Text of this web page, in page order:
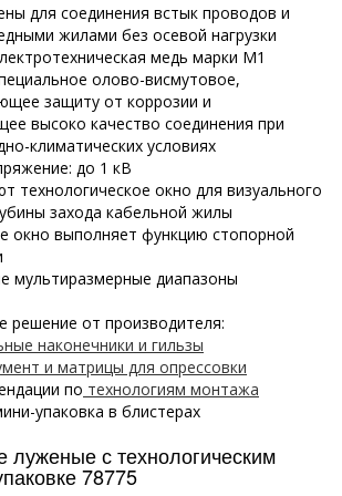
для соединения встык проводов и
жилами без осевой нагрузки
медь марки М1
олово-висмутовое,
защиту от коррозии и
высоко качество соединения при
климатических условиях
до 1 кВ
технологическое окно для визуального
захода кабельной жилы
окно выполняет функцию стопорной
мультиразмерные диапазоны
решение от производителя:
наконечники и гильзы
и матрицы для опрессовки
по технологиям монтажа
упаковка в блистерах
луженые с технологическим
78775